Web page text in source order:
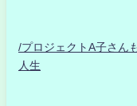
/プロジェクトA子さん
人生